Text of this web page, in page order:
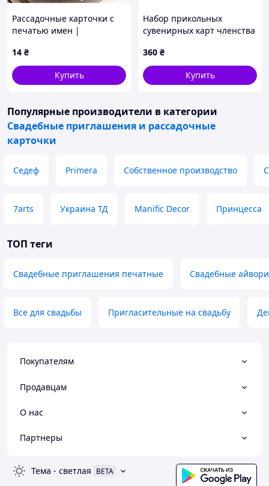
Рассадочные карточки с
печатью имен |
14 ₴
Купить
Набор прикольных
сувенирных карт членства
Membership» темно-синие
(3 шт.) / Подарочные ПВХ-
карты для стирки и ро
360 ₴
Купить
Популярные производители в категории
Свадебные приглашения и рассадочные
карточки
Седеф Primera Собственное производство
7arts Украина ТД Manific Decor Принцесса
ТОП теги
Свадебные приглашения печатные Свадебные
Все для свадьбы Пригласительные на свадьбу
Покупателям
Продавцам
О нас
Партнеры
Тема - светлая BETA